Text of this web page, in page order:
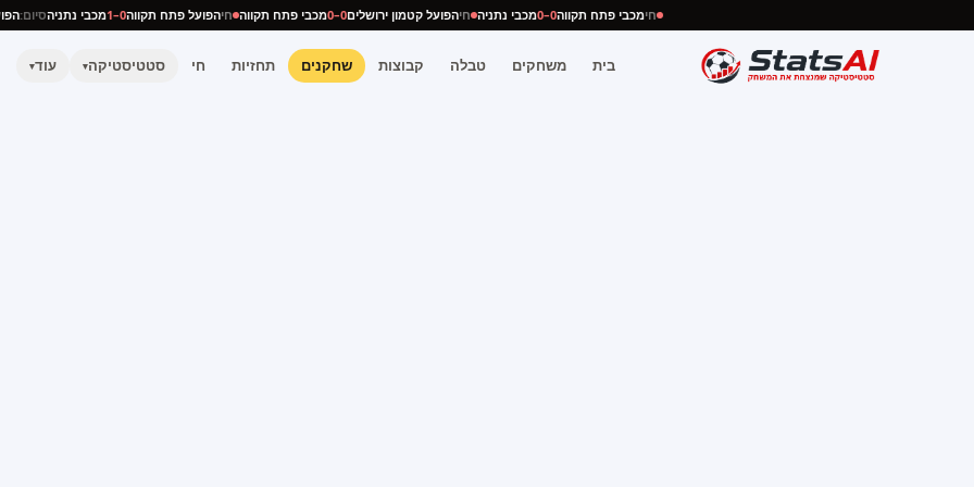
חימכבי פתח תקווה0–0 מכבי נתניה חיהפועל קטמון ירושלים0–0 מכבי פתח תקווה חיהפועל פתח תקווה0–1 מכבי נתניהסיום:
בית משחקים טבלה קבוצות שחקנים תחזיות חי סטטיסטיקה▾ עוד▾